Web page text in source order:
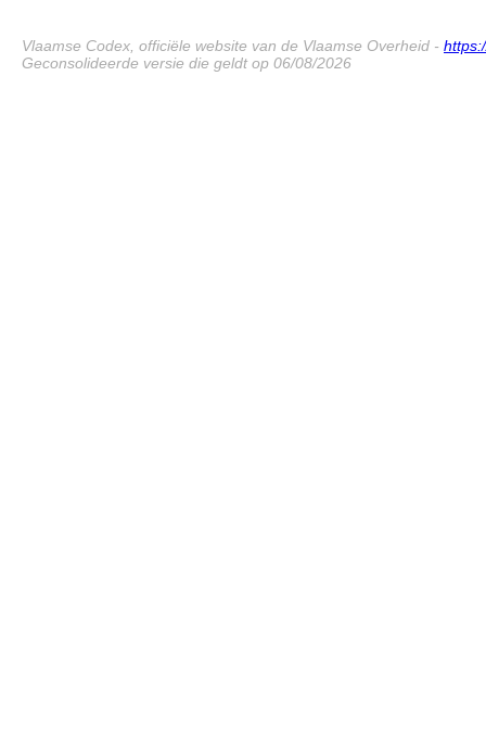
Vlaamse Codex, officiële website van de Vlaamse Overheid -
Geconsolideerde versie die geldt op 06/08/2026